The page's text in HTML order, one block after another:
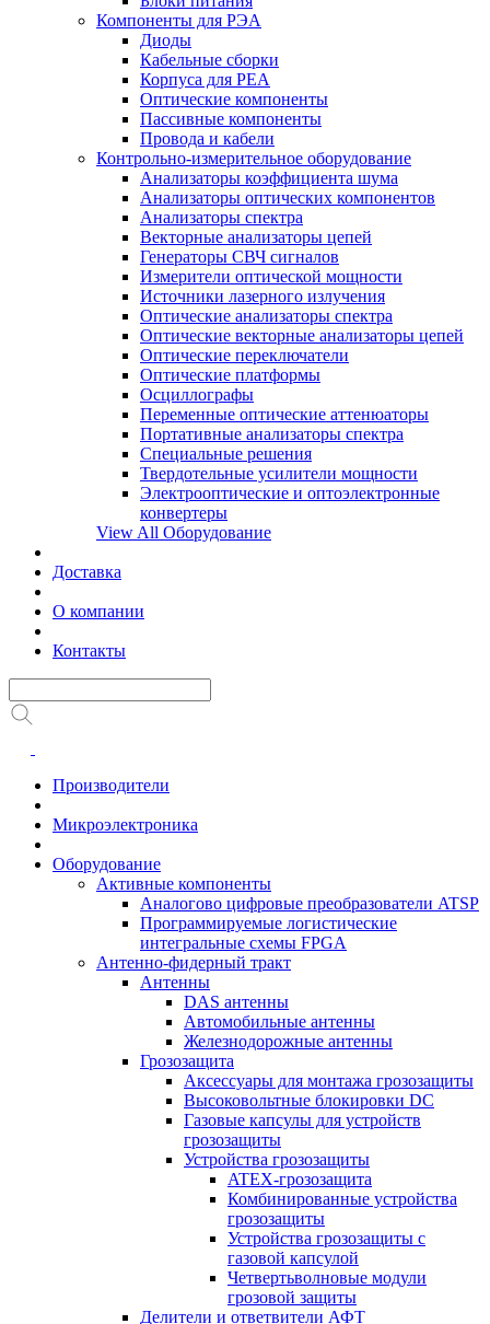
Компоненты для РЭА
Диоды
Кабельные сборки
Корпуса для РЕА
Оптические компоненты
Пассивные компоненты
Провода и кабели
Контрольно-измерительное оборудование
Анализаторы коэффициента шума
Анализаторы оптических компонентов
Анализаторы спектра
Векторные анализаторы цепей
Генераторы СВЧ сигналов
Измерители оптической мощности
Источники лазерного излучения
Оптические анализаторы спектра
Оптические векторные анализаторы цепей
Оптические переключатели
Оптические платформы
Осциллографы
Переменные оптические аттенюаторы
Портативные анализаторы спектра
Специальные решения
Твердотельные усилители мощности
Электрооптические и оптоэлектронные
конвертеры
View All Оборудование
Доставка
О компании
Контакты
Производители
Микроэлектроника
Оборудование
Активные компоненты
Аналогово цифровые преобразователи ATSP
Программируемые логистические
интегральные схемы FPGA
Антенно-фидерный тракт
Антенны
DAS антенны
Автомобильные антенны
Железнодорожные антенны
Грозозащита
Аксессуары для монтажа грозозащиты
Высоковольтные блокировки DC
Газовые капсулы для устройств
грозозащиты
Устройства грозозащиты
ATEX-грозозащита
Комбинированные устройства
грозозащиты
Устройства грозозащиты с
газовой капсулой
Четвертьволновые модули
грозовой защиты
Делители и ответвители АФТ